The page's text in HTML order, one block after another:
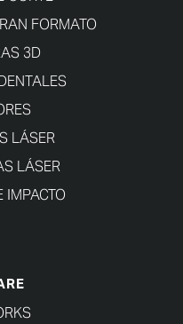
FORMATO
3D
LÁSER
LÁSER
IMPACTO